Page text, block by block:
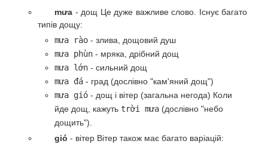
mưa - дощ Це дуже важливе слово. Існує багато
типів дощу:
mưa rào - злива, дощовий душ
mưa phùn - мряка, дрібний дощ
mưa lớn - сильний дощ
mưa đá - град (дослівно "кам'яний дощ")
mưa gió - дощ і вітер (загальна негода) Коли
йде дощ, кажуть trời mưa (дослівно "небо
дощить").
gió - вітер Вітер також має багато варіацій: